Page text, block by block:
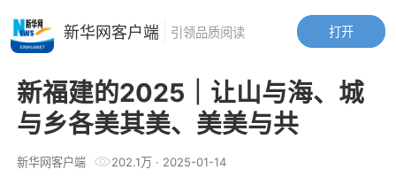
新福建的2025｜让山与海、城
与乡各美其美、美美与共
新华网客户端 202.1万· 2025-01-14
打开
新华网客户端 引领品质阅读